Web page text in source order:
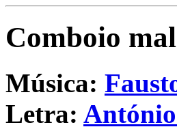
Comboio
Música:
Letra: